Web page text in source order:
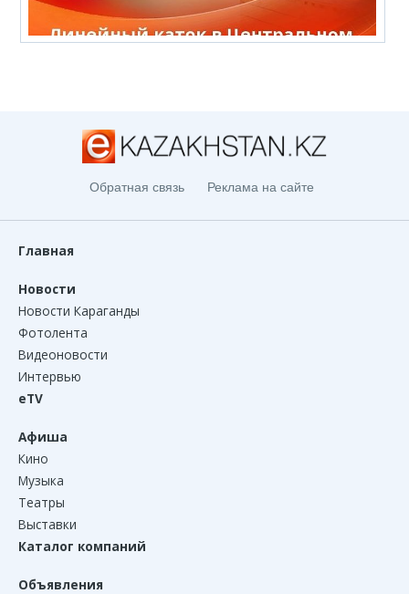
Обратная связь Реклама на сайте
Главная
Новости
Новости Караганды
Фотолента
Видеоновости
Интервью
eTV
Афиша
Кино
Музыка
Театры
Выставки
Каталог компаний
Объявления